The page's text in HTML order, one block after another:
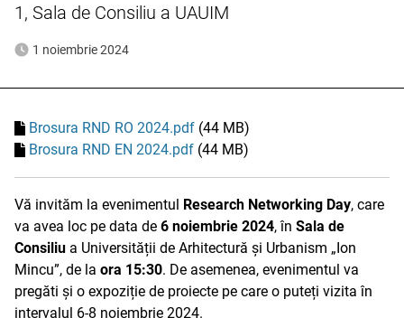
1, Sala de Consiliu a UAUIM
1 noiembrie 2024
Brosura RND RO 2024.pdf (44 MB)
Brosura RND EN 2024.pdf (44 MB)
Vă invităm la evenimentul Research Networking Day, care
va avea loc pe data de 6 noiembrie 2024, în Sala de
Consiliu a Universității de Arhitectură și Urbanism „Ion
Mincu”, de la ora 15:30. De asemenea, evenimentul va
pregăti și o expoziție de proiecte pe care o puteți vizita în
intervalul 6-8 noiembrie 2024.